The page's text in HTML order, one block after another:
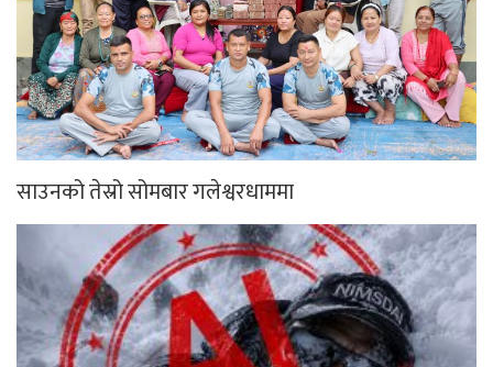
साउनको तेस्रो सोमबार गलेश्वरधाममा